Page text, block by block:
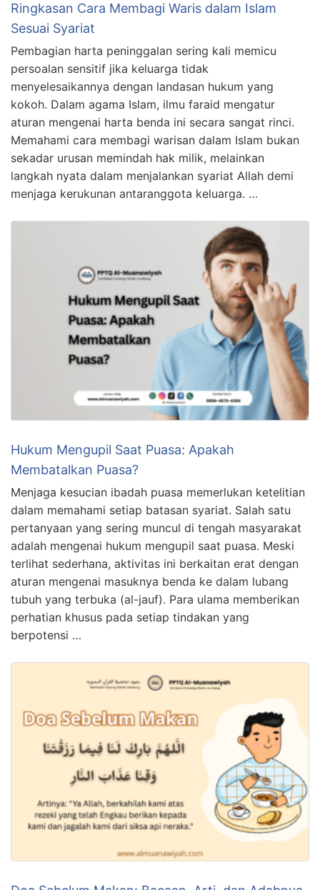
Ringkasan Cara Membagi Waris dalam Islam
Sesuai Syariat
Pembagian harta peninggalan sering kali memicu
persoalan sensitif jika keluarga tidak
menyelesaikannya dengan landasan hukum yang
kokoh. Dalam agama Islam, ilmu faraid mengatur
aturan mengenai harta benda ini secara sangat rinci.
Memahami cara membagi warisan dalam Islam bukan
sekadar urusan memindah hak milik, melainkan
langkah nyata dalam menjalankan syariat Allah demi
menjaga kerukunan antaranggota keluarga. …
Hukum Mengupil Saat Puasa: Apakah
Membatalkan Puasa?
Menjaga kesucian ibadah puasa memerlukan ketelitian
dalam memahami setiap batasan syariat. Salah satu
pertanyaan yang sering muncul di tengah masyarakat
adalah mengenai hukum mengupil saat puasa. Meski
terlihat sederhana, aktivitas ini berkaitan erat dengan
aturan mengenai masuknya benda ke dalam lubang
tubuh yang terbuka (al-jauf). Para ulama memberikan
perhatian khusus pada setiap tindakan yang
berpotensi …